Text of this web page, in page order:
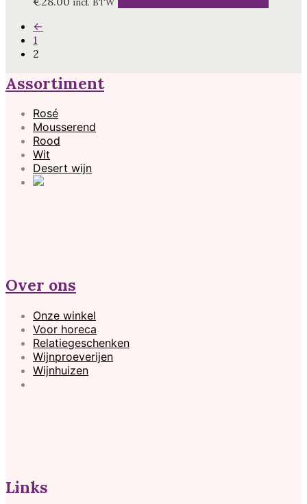
incl. BTW
←
1
2
Assortiment
Rosé
Mousserend
Rood
Wit
Desert wijn
Over ons
Onze winkel
Voor horeca
Relatiegeschenken
Wijnproeverijen
Wijnhuizen
Links